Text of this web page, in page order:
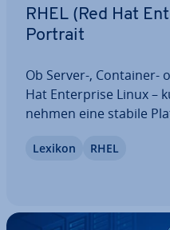
RHEL (Red Hat
Portrait
Ob Server-, Container-
Hat En­ter­pri­se Linux –
neh­men eine stabile
klus und re­gel­mä­ßi­gen
Lexikon RHEL